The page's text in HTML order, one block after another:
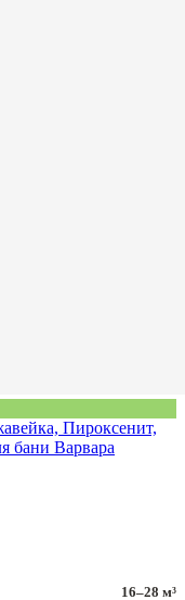
Пироксенит,
бани Варвара
16–28 м³